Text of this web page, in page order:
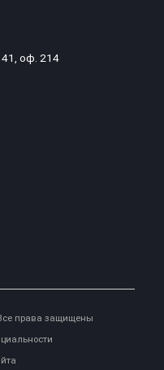
41, оф. 214
права защищены